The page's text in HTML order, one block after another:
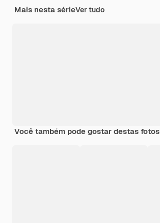
Mais nesta sérieVer tudo
Você também pode gostar destas fotos